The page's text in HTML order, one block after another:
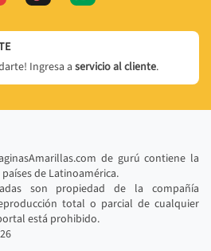
Ingresa a servicio al cliente.
de gurú contiene la
de Latinoamérica.
son propiedad de la compañía
total o parcial de cualquier
está prohibido.